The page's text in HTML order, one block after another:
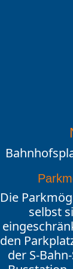
Die
selbst
den
der S-